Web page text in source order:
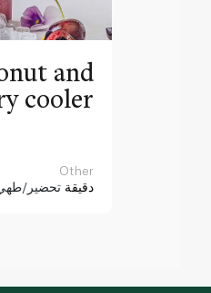
and
cooler
Other
10 دقيقة تحضير/